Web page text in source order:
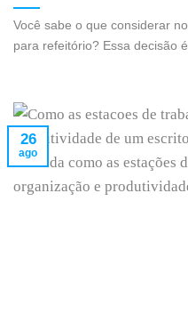
Você sabe o que considerar
para refeitório? Essa decisão
26
ago